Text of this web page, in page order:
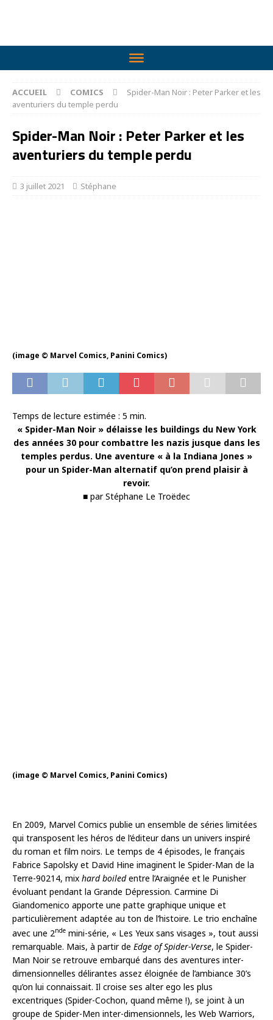
ACCUEIL COMICS
Spider-Man Noir : Peter Parker et les
aventuriers du temple perdu
Spider-Man Noir : Peter Parker et les
aventuriers du temple perdu
3 juillet 2021 Stéphane
(image © Marvel Comics, Panini Comics)
Temps de lecture estimée : 5 min.
« Spider-Man Noir » délaisse les buildings du New York
des années 30 pour combattre les nazis jusque dans les
temples perdus. Une aventure « à la Indiana Jones »
pour un Spider-Man alternatif qu’on prend plaisir à
revoir.
■ par Stéphane Le Troëdec
(image © Marvel Comics, Panini Comics)
En 2009, Marvel Comics publie un ensemble de séries limitées
qui transposent les héros de l’éditeur dans un univers inspiré
du roman et film noirs. Le temps de 4 épisodes, le français
Fabrice Sapolsky et David Hine imaginent le Spider-Man de la
Terre-90214, mix hard boiledentre l’Araignée et le Punisher
évoluant pendant la Grande Dépression. Carmine Di
Giandomenico apporte une patte graphique unique et
particulièrement adaptée au ton de l’histoire. Le trio enchaîne
avec une 2nde mini-série, « Les Yeux sans visages », tout aussi
remarquable. Mais, à partir de Edge of Spider-Verse, le Spider-
Man Noir se retrouve embarqué dans des aventures inter-
dimensionnelles délirantes assez éloignée de l’ambiance 30’s
qu’on lui connaissait. Il croise ses alter ego les plus
excentriques (Spider-Cochon, quand même !), se joint à un
groupe de Spider-Men inter-dimensionnels, les Web Warriors,